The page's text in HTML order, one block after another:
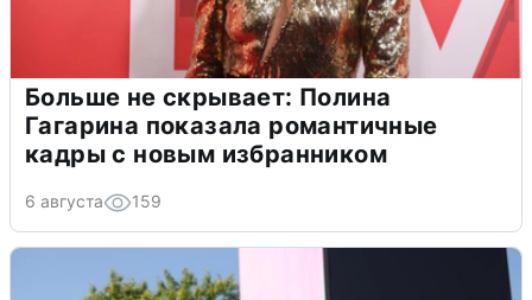
Больше не скрывает: Полина
Гагарина показала романтичные
кадры с новым избранником
6 августа 159